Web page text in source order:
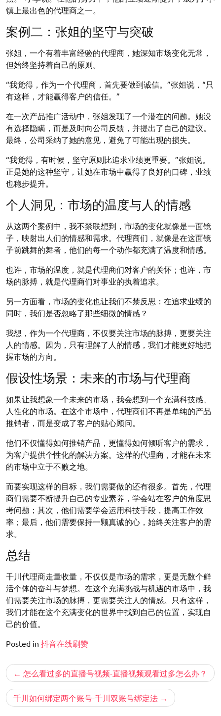
镇上最出色的代理商之一。
案例二：张姐的坚守与突破
张姐，一个有着丰富经验的代理商，她深知市场变化无常，
但始终坚持着自己的原则。
“我觉得，作为一个代理商，首先要做到诚信。”张姐说，“只
有这样，才能赢得客户的信任。”
在一次产品推广活动中，张姐发现了一个潜在的问题。她没
有选择隐瞒，而是及时向公司反馈，并提出了自己的建议。
最终，公司采纳了她的意见，避免了可能出现的损失。
“我觉得，有时候，坚守原则比追求业绩更重要。”张姐说。
正是她的这种坚守，让她在市场中赢得了良好的口碑，业绩
也稳步提升。
个人洞见：市场的温度与人的情感
从这两个案例中，我不禁联想到，市场的变化就像是一面镜
子，映射出人们的情感和需求。代理商们，就像是在这面镜
子前跳舞的舞者，他们的每一个动作都充满了温度和情感。
也许，市场的温度，就是代理商们对客户的关怀；也许，市
场的脉搏，就是代理商们对事业的执着追求。
另一方面看，市场的变化也让我们不禁反思：在追求业绩的
同时，我们是否忽略了那些细微的情感？
我想，作为一个代理商，不仅要关注市场的脉搏，更要关注
人的情感。因为，只有理解了人的情感，我们才能更好地把
握市场的方向。
假设性场景：未来的市场与代理商
如果让我想象一个未来的市场，我会想到一个充满科技感、
人性化的市场。在这个市场中，代理商们不再是单纯的产品
推销者，而是变成了客户的贴心顾问。
他们不仅懂得如何推销产品，更懂得如何倾听客户的需求，
为客户提供个性化的解决方案。这样的代理商，才能在未来
的市场中立于不败之地。
而要实现这样的目标，我们需要做的还有很多。首先，代理
商们需要不断提升自己的专业素养，学会站在客户的角度思
考问题；其次，他们需要学会运用科技手段，提高工作效
率；最后，他们需要保持一颗真诚的心，始终关注客户的需
求。
总结
千川代理商走量收量，不仅仅是市场的需求，更是无数个鲜
活个体的奋斗与梦想。在这个充满挑战与机遇的市场中，我
们需要关注市场的脉搏，更需要关注人的情感。只有这样，
我们才能在这个充满变化的世界中找到自己的位置，实现自
己的价值。
Posted in 抖音在线刷赞
文
章
导
怎么看过多的直播号视频-直播视频观看过多怎么办？
千川如何绑定两个账号-千川双账号绑定法